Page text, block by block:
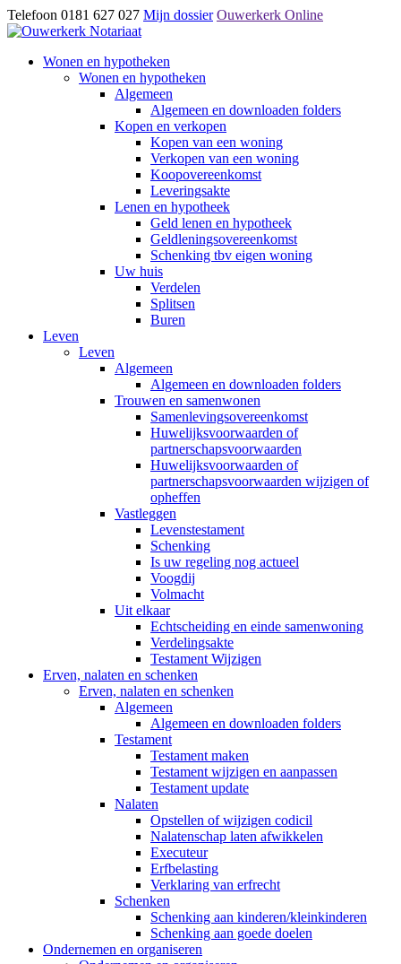
Telefoon 0181 627 027 Mijn dossier Ouwerkerk Online
Wonen en hypotheken
Wonen en hypotheken
Algemeen
Algemeen en downloaden folders
Kopen en verkopen
Kopen van een woning
Verkopen van een woning
Koopovereenkomst
Leveringsakte
Lenen en hypotheek
Geld lenen en hypotheek
Geldleningsovereenkomst
Schenking tbv eigen woning
Uw huis
Verdelen
Splitsen
Buren
Leven
Leven
Algemeen
Algemeen en downloaden folders
Trouwen en samenwonen
Samenlevingsovereenkomst
Huwelijksvoorwaarden of
partnerschapsvoorwaarden
Huwelijksvoorwaarden of
partnerschapsvoorwaarden wijzigen of
opheffen
Vastleggen
Levenstestament
Schenking
Is uw regeling nog actueel
Voogdij
Volmacht
Uit elkaar
Echtscheiding en einde samenwoning
Verdelingsakte
Testament Wijzigen
Erven, nalaten en schenken
Erven, nalaten en schenken
Algemeen
Algemeen en downloaden folders
Testament
Testament maken
Testament wijzigen en aanpassen
Testament update
Nalaten
Opstellen of wijzigen codicil
Nalatenschap laten afwikkelen
Executeur
Erfbelasting
Verklaring van erfrecht
Schenken
Schenking aan kinderen/kleinkinderen
Schenking aan goede doelen
Ondernemen en organiseren